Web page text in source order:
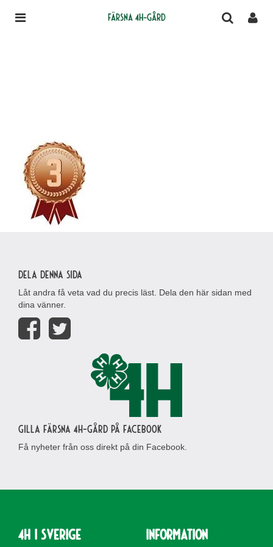
Färsna 4H-gård
Dela denna sida
Låt andra få veta vad du precis läst. Dela den här sidan med
dina vänner.
Gilla Färsna 4H-gård på Facebook
Få nyheter från oss direkt på din Facebook.
4H i Sverige Information